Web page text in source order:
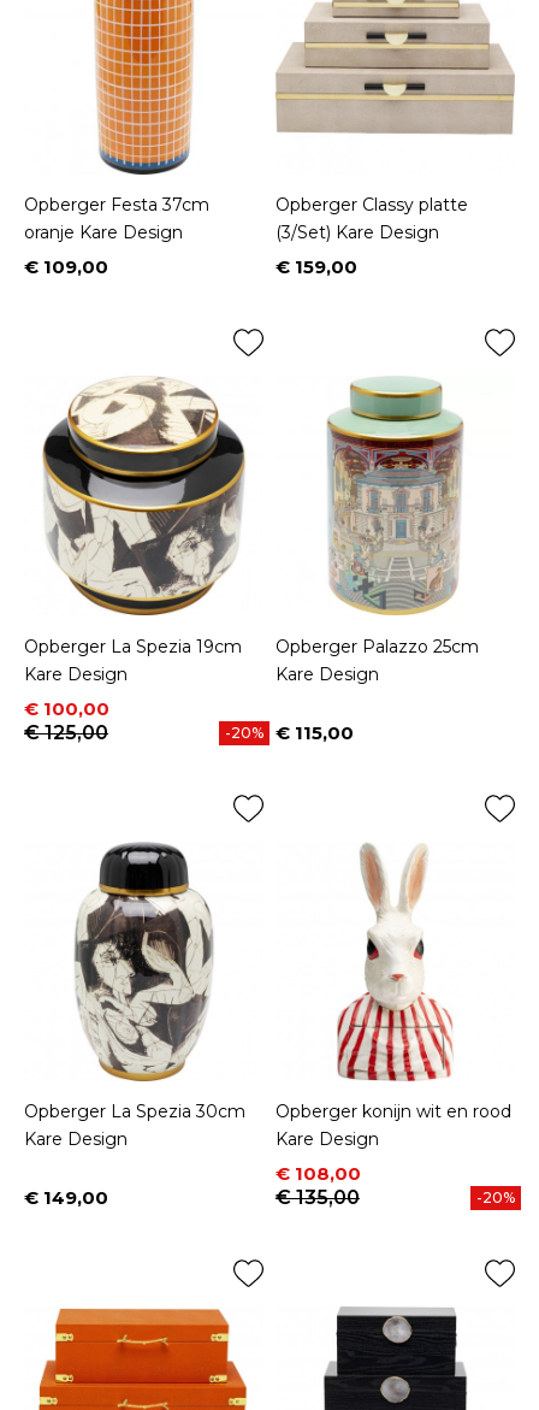
Opberger Festa 37cm
oranje Kare Design
Prijs
€ 109,00
Opberger Classy platte
(3/Set) Kare Design
Prijs
€ 159,00
Opberger La Spezia 19cm
Kare Design
Prijs
€ 100,00
Normale prijs
€ 125,00
-20%
Opberger Palazzo 25cm
Kare Design
Prijs
€ 115,00
Opberger La Spezia 30cm
Kare Design
Prijs
€ 149,00
Opberger konijn wit en rood
Kare Design
Prijs
€ 108,00
Normale prijs
€ 135,00
-20%